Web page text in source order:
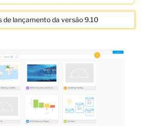
de lançamento da versão 9.10